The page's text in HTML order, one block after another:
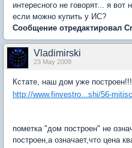
интересного не говорят... я
если можно купить у ИС?
Сообщение отредактировал
Vladimirski
23 May 2009
Кстате, наш дом уже построен!!!
http://www.finvestro...shi/56-
пометка "дом построен" не
построен,а означает,что цена